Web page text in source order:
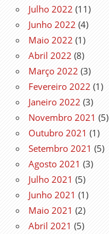
Julho 2022 (11)
Junho 2022 (4)
Maio 2022 (1)
Abril 2022 (8)
Março 2022 (3)
Fevereiro 2022 (1)
Janeiro 2022 (3)
Novembro 2021 (5)
Outubro 2021 (1)
Setembro 2021 (5)
Agosto 2021 (3)
Julho 2021 (5)
Junho 2021 (1)
Maio 2021 (2)
Abril 2021 (5)